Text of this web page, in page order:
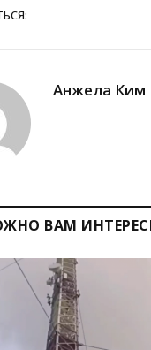
Анжела Ким
ВАМ